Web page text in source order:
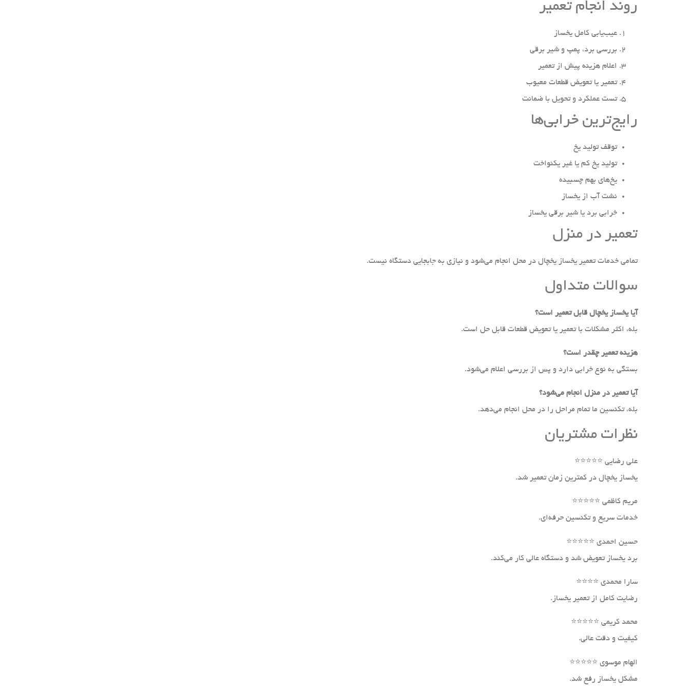
روند انجام تعمیر
عیب‌یابی کامل یخساز
بررسی برد، پمپ و شیر برقی
اعلام هزینه پیش از تعمیر
تعمیر یا تعویض قطعات معیوب
تست عملکرد و تحویل با ضمانت
رایج‌ترین خرابی‌ها
توقف تولید یخ
تولید یخ کم یا غیر یکنواخت
یخ‌های بهم چسبیده
نشت آب از یخساز
خرابی برد یا شیر برقی یخساز
تعمیر در منزل
تمامی خدمات تعمیر یخساز یخچال در محل انجام می‌شود و نیازی به جابجایی دستگاه نیست.
سوالات متداول
آیا یخساز یخچال قابل تعمیر است؟
بله، اکثر مشکلات با تعمیر یا تعویض قطعات قابل حل است.
هزینه تعمیر چقدر است؟
بستگی به نوع خرابی دارد و پس از بررسی اعلام می‌شود.
آیا تعمیر در منزل انجام می‌شود؟
بله، تکنسین ما تمام مراحل را در محل انجام می‌دهد.
نظرات مشتریان
علی رضایی ⭐⭐⭐⭐⭐
یخساز یخچال در کمترین زمان تعمیر شد.
مریم کاظمی ⭐⭐⭐⭐⭐
خدمات سریع و تکنسین حرفه‌ای.
حسین احمدی ⭐⭐⭐⭐⭐
برد یخساز تعویض شد و دستگاه عالی کار می‌کند.
سارا محمدی ⭐⭐⭐⭐
رضایت کامل از تعمیر یخساز.
محمد کریمی ⭐⭐⭐⭐⭐
کیفیت و دقت عالی.
الهام موسوی ⭐⭐⭐⭐⭐
مشکل یخساز رفع شد.